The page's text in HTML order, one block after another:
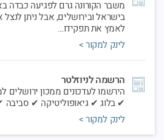
08
ספט
ובליבה בירה - כיוונים
מרבית ממוסדות הממשל
בירושלים, עיר הבירה של
דיגיטלי
06
ספט
צוערים לשירות המדינה -
למדיניות
ליאור שילת, מנכ"ל מכון
מחזור ח' של קורס צוערים ל...
מכון ירושלים למחקרי מדיניות,
משבר הקורונה גרם לפגיעה כבדה
בישראל ובירושלים, אבל ניתן
לאמץ את תפקידו…
לינק למקור >
הרשמה לניוזלטר
הירשמו לעדכונים ממכון ירושלים
✔ בלוג ✔ גיאופוליטיקה ✔
לינק למקור >